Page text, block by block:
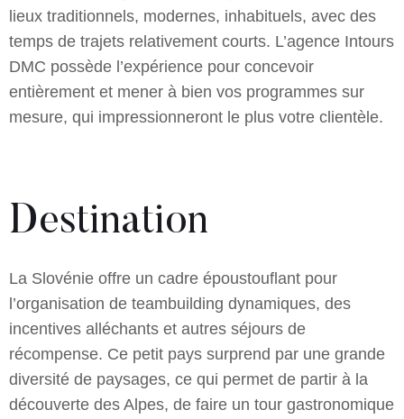
lieux traditionnels, modernes, inhabituels, avec des
temps de trajets relativement courts. L’agence Intours
DMC possède l’expérience pour concevoir
entièrement et mener à bien vos programmes sur
mesure, qui impressionneront le plus votre clientèle.
Destination
La Slovénie offre un cadre époustouflant pour
l’organisation de teambuilding dynamiques, des
incentives alléchants et autres séjours de
récompense. Ce petit pays surprend par une grande
diversité de paysages, ce qui permet de partir à la
découverte des Alpes, de faire un tour gastronomique